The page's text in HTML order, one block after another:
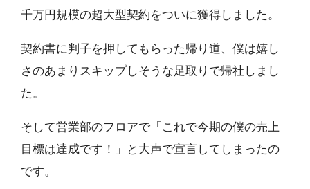
千万円規模の超大型契約をついに獲得しました。
契約書に判子を押してもらった帰り道、僕は嬉し
さのあまりスキップしそうな足取りで帰社しまし
た。
そして営業部のフロアで「これで今期の僕の売上
目標は達成です！」と大声で宣言してしまったの
です。